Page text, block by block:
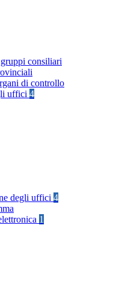
consiliari
di controllo
uffici 4
degli uffici 4
1